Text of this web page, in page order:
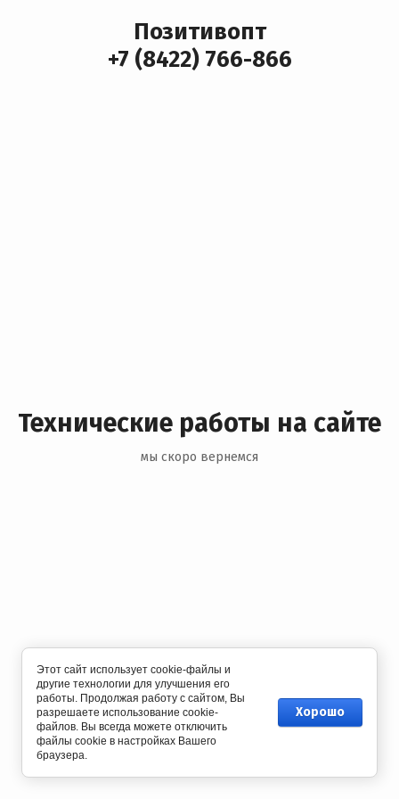
Позитивопт
+7 (8422) 766-866
Технические работы на сайте
мы скоро вернемся
Этот сайт использует cookie-файлы и
другие технологии для улучшения его
работы. Продолжая работу с сайтом, Вы
разрешаете использование cookie-
файлов. Вы всегда можете отключить
файлы cookie в настройках Вашего
браузера.
Хорошо